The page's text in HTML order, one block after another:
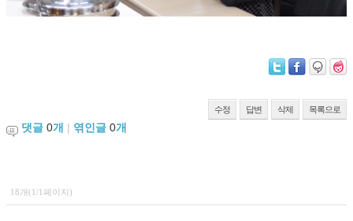
수정 답변 삭제 목록으로
댓글 0개 | 엮인글 0개
18개(1/1페이지)